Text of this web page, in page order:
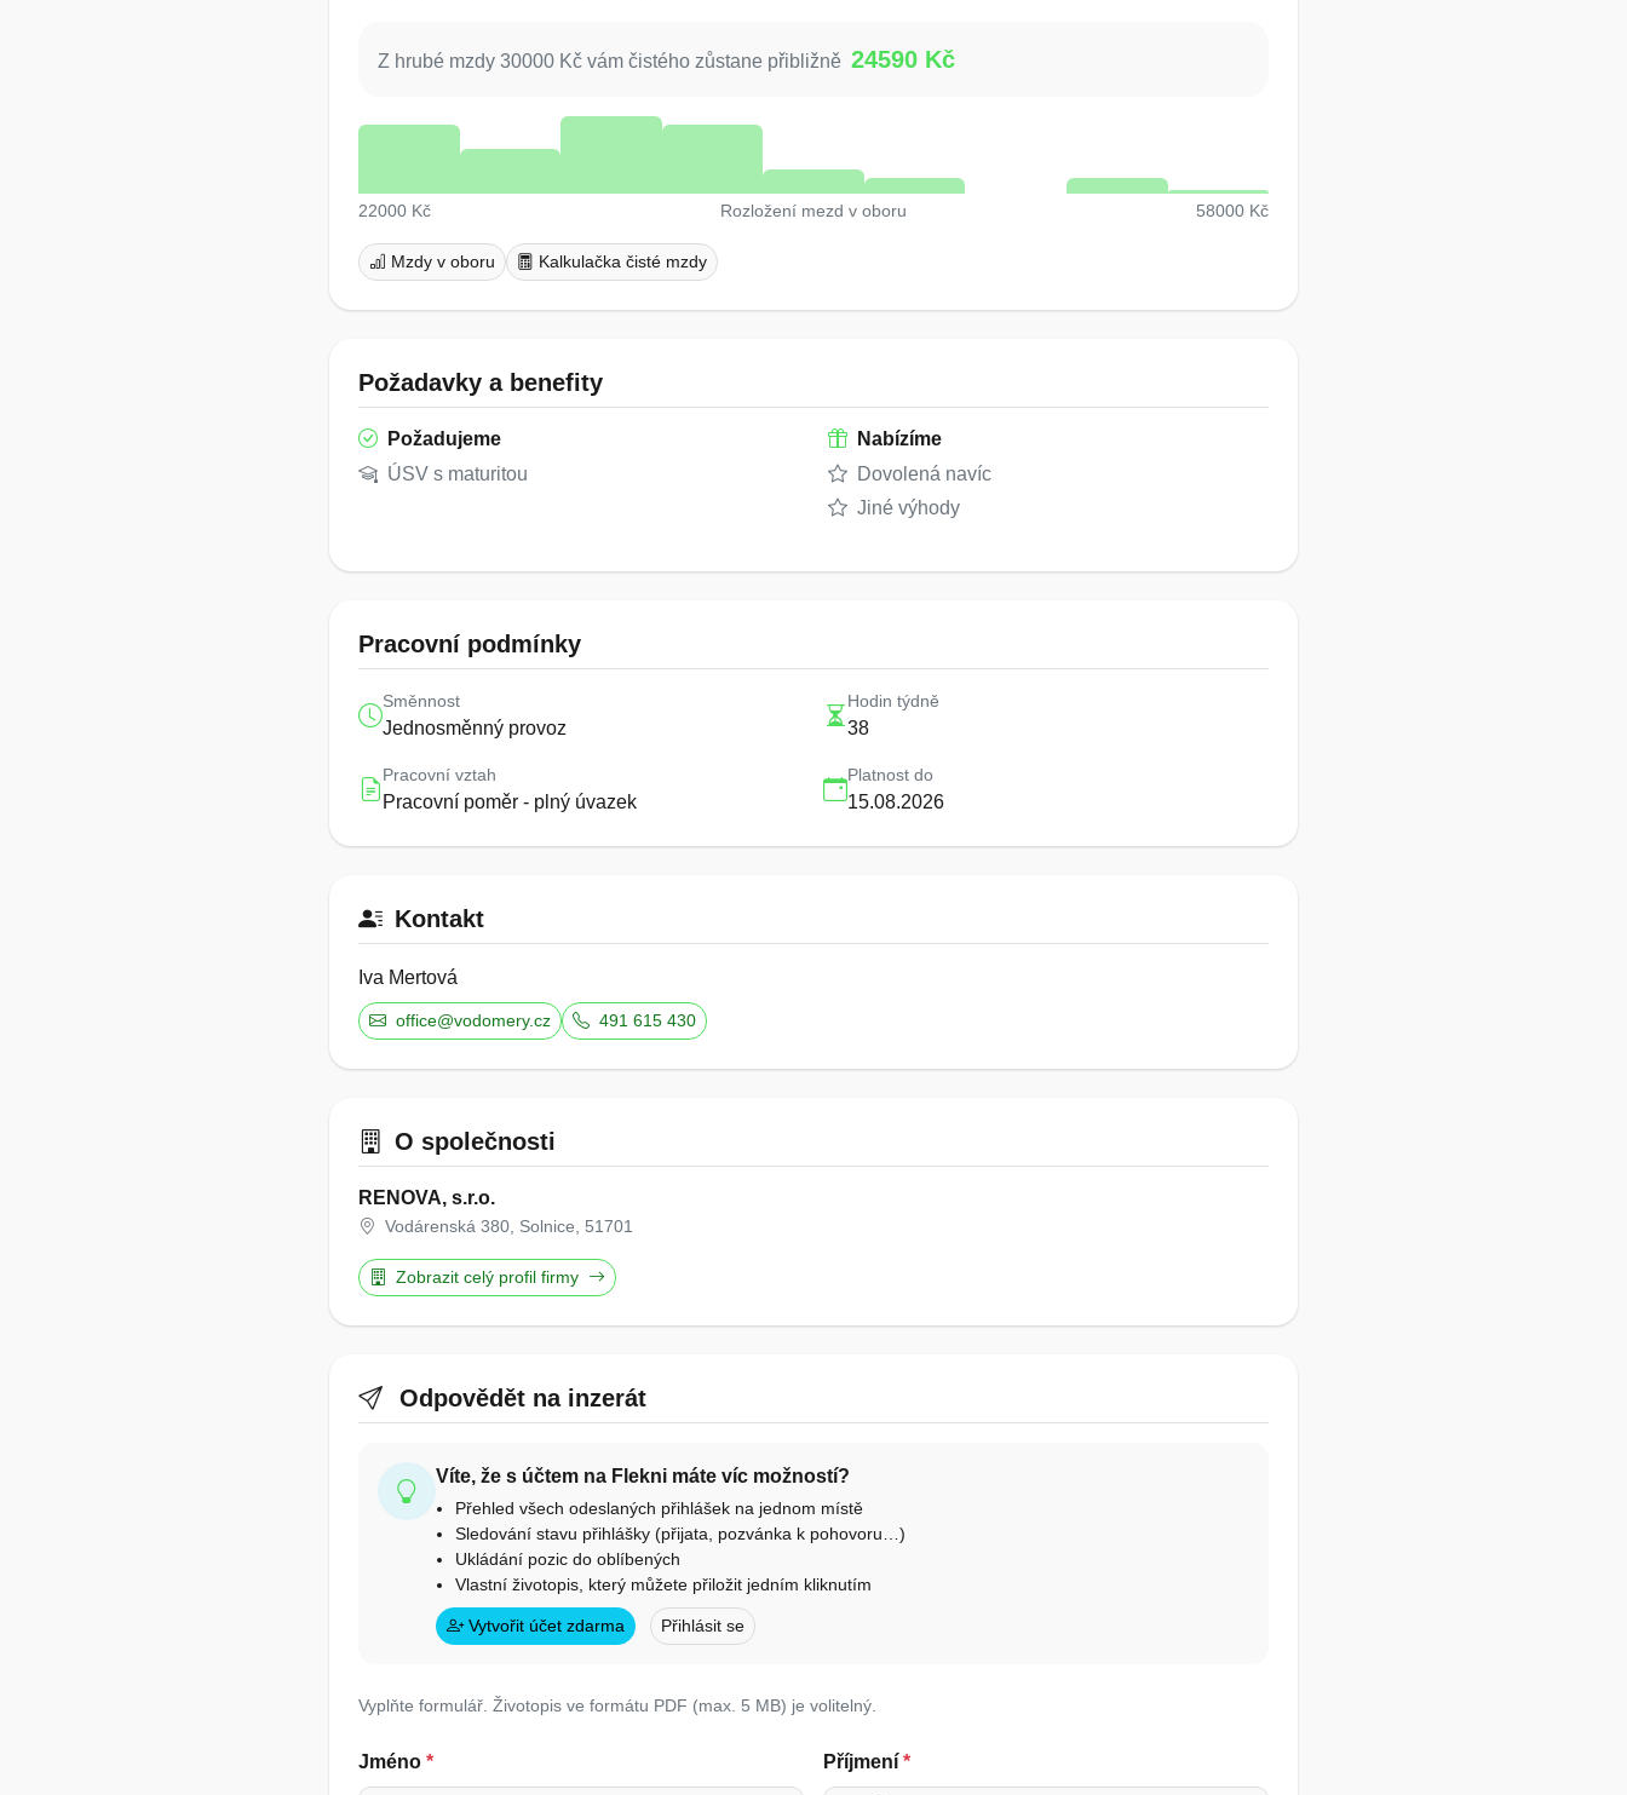
Z hrubé mzdy 30000 Kč vám čistého zůstane přibližně 24590 Kč
22000 Kč Rozložení mezd v oboru 58000 Kč
Mzdy v oboru Kalkulačka čisté mzdy
Požadavky a benefity
Požadujeme
ÚSV s maturitou
Nabízíme
Dovolená navíc
Jiné výhody
Pracovní podmínky
Směnnost
Jednosměnný provoz
Hodin týdně
38
Pracovní vztah
Pracovní poměr - plný úvazek
Platnost do
15.08.2026
Kontakt
Iva Mertová
office@vodomery.cz 491 615 430
O společnosti
RENOVA, s.r.o.
Vodárenská 380, Solnice, 51701
Zobrazit celý profil firmy
Odpovědět na inzerát
Víte, že s účtem na Flekni máte víc možností?
Přehled všech odeslaných přihlášek na jednom místě
Sledování stavu přihlášky (přijata, pozvánka k pohovoru…)
Ukládání pozic do oblíbených
Vlastní životopis, který můžete přiložit jedním kliknutím
Vytvořit účet zdarma Přihlásit se
Vyplňte formulář. Životopis ve formátu PDF (max. 5 MB) je volitelný.
Jméno * Příjmení *